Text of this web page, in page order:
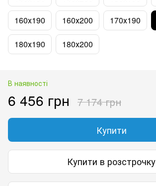
160х190 160х200 170х190
180х190 180х200
В наявності
6 456 грн 7 174 грн
Купити
Купити в розстрочку